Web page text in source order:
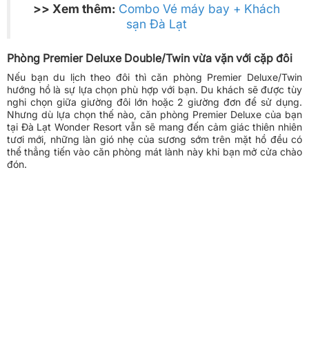
>> Xem thêm: Combo Vé máy bay + Khách
sạn Đà Lạt
Phòng Premier Deluxe Double/Twin vừa vặn với cặp đôi
Nếu bạn du lịch theo đôi thì căn phòng Premier Deluxe/Twin
hướng hồ là sự lựa chọn phù hợp với bạn. Du khách sẽ được tùy
nghi chọn giữa giường đôi lớn hoặc 2 giường đơn để sử dụng.
Nhưng dù lựa chọn thế nào, căn phòng Premier Deluxe của bạn
tại Đà Lạt Wonder Resort vẫn sẽ mang đến cảm giác thiên nhiên
tươi mới, những làn gió nhẹ của sương sớm trên mặt hồ đều có
thể thẳng tiến vào căn phòng mát lành này khi bạn mở cửa chào
đón.